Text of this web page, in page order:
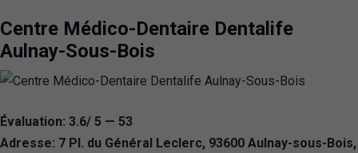
Centre Médico-Dentaire Dentalife
Aulnay-Sous-Bois
Évaluation: 3.6/ 5 — 53
Adresse: 7 Pl. du Général Leclerc, 93600 Aulnay-sous-Bois,